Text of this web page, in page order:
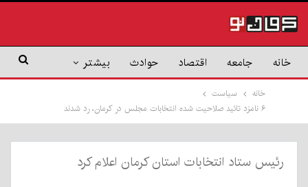
خانه جامعه اقتصاد حوادث بیشتر
خانه
سیاست
۶ نامزد تائید صلاحیت شده انتخابات مجلس در کرمان، رد شدند
رئیس ستاد انتخابات استان کرمان اعلام کرد